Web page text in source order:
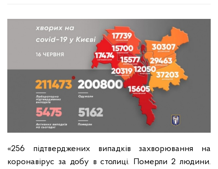
«256 підтверджених випадків захворювання на
коронавірус за добу в столиці. Померли 2 людини.